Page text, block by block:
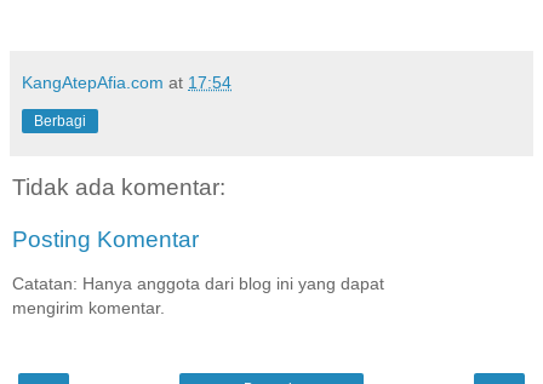
KangAtepAfia.com at 17:54
Berbagi
Tidak ada komentar:
Posting Komentar
Catatan: Hanya anggota dari blog ini yang dapat
mengirim komentar.